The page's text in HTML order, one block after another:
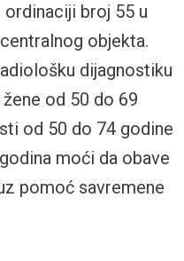
broj 55 u
objekta.
dijagnostiku
od 50 do 69
od 50 do 74 godine
moći da obave
pomoć savremene